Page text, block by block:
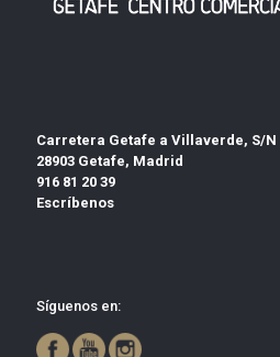
Carretera Getafe a Villaverde, S/N
28903 Getafe, Madrid
916 81 20 39
Escríbenos
Síguenos en: